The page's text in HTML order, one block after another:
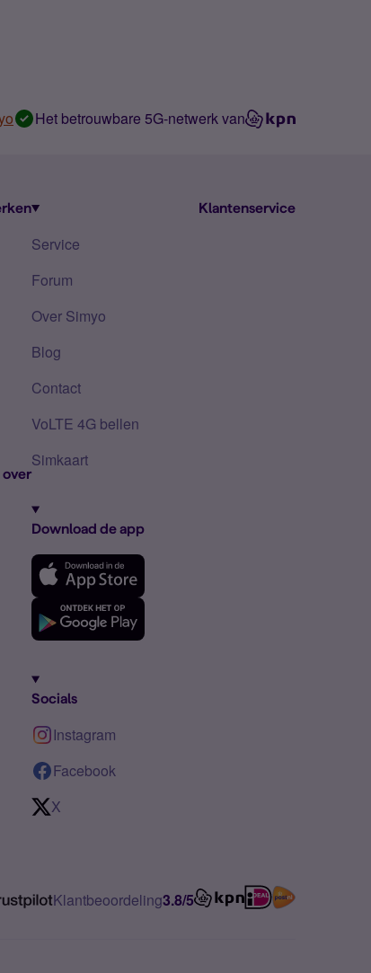
Het betrouwbare 5G-netwerk van
Klantenservice
Service
Forum
Over Simyo
Blog
Contact
VoLTE 4G bellen
Simkaart
Download de app
Socials
Instagram
Facebook
X
Klantbeoordeling3.8/5